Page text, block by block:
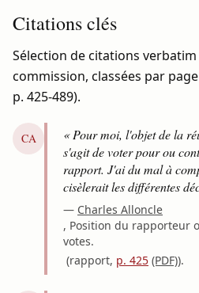
Citations clés
Sélection de citations
commission, classées par
p. 425-489).
CA
« Pour moi, l'objet de la
s'agit de voter pour ou
rapport. J'ai du mal à
cisèlerait les différentes
— Charles Alloncle
, Position du rapporteur
votes.
(rapport, p. 425 (PDF)).